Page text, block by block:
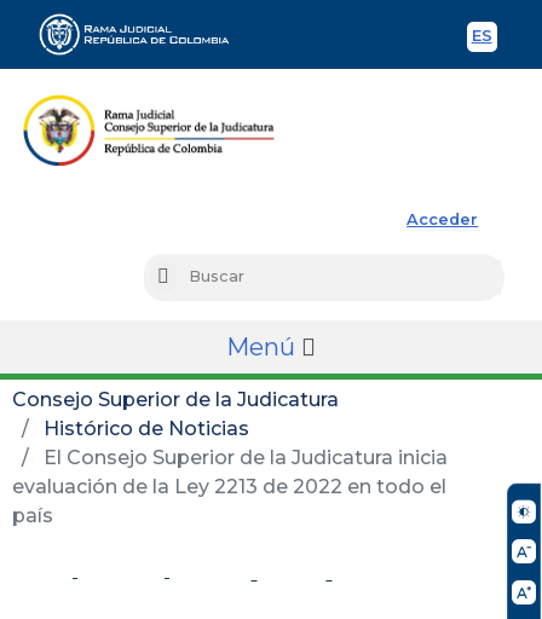
ES
Acceder
Buscar
Menú
Consejo Superior de la Judicatura
Histórico de Noticias
El Consejo Superior de la Judicatura inicia
evaluación de la Ley 2213 de 2022 en todo el
país